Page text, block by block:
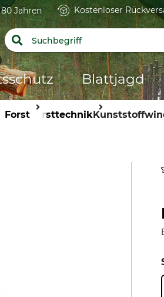
Jahren Kostenloser
Blattjagd
ForstForsttechnik